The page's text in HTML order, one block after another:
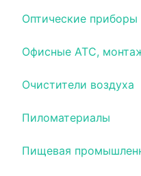
Оптические приборы
Офисные АТС,
Очистители воздуха
Пиломатериалы
Пищевая